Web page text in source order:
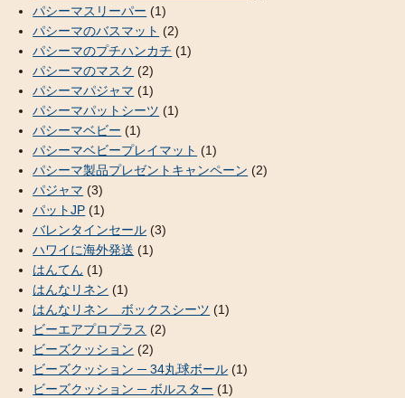
パシーマスリーパー (1)
パシーマのバスマット (2)
パシーマのプチハンカチ (1)
パシーマのマスク (2)
パシーマパジャマ (1)
パシーマパットシーツ (1)
パシーマベビー (1)
パシーマベビープレイマット (1)
パシーマ製品プレゼントキャンペーン (2)
パジャマ (3)
パットJP (1)
バレンタインセール (3)
ハワイに海外発送 (1)
はんてん (1)
はんなリネン (1)
はんなリネン ボックスシーツ (1)
ビーエアプロプラス (2)
ビーズクッション (2)
ビーズクッション ─ 34丸球ボール (1)
ビーズクッション ─ ボルスター (1)